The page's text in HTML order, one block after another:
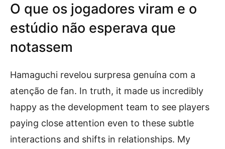
O que os jogadores viram e o
estúdio não esperava que
notassem
Hamaguchi revelou surpresa genuína com a
atenção de fan. In truth, it made us incredibly
happy as the development team to see players
paying close attention even to these subtle
interactions and shifts in relationships. My